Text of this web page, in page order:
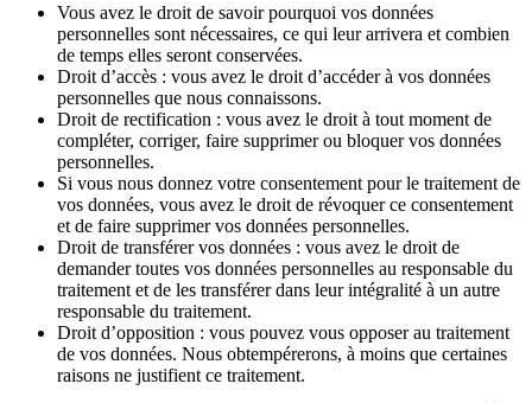
Vous avez le droit de savoir pourquoi vos données
personnelles sont nécessaires, ce qui leur arrivera et combien
de temps elles seront conservées.
Droit d’accès : vous avez le droit d’accéder à vos données
personnelles que nous connaissons.
Droit de rectification : vous avez le droit à tout moment de
compléter, corriger, faire supprimer ou bloquer vos données
personnelles.
Si vous nous donnez votre consentement pour le traitement de
vos données, vous avez le droit de révoquer ce consentement
et de faire supprimer vos données personnelles.
Droit de transférer vos données : vous avez le droit de
demander toutes vos données personnelles au responsable du
traitement et de les transférer dans leur intégralité à un autre
responsable du traitement.
Droit d’opposition : vous pouvez vous opposer au traitement
de vos données. Nous obtempérerons, à moins que certaines
raisons ne justifient ce traitement.